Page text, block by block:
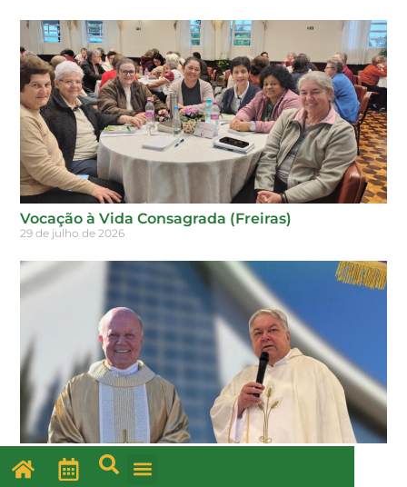
Vocação à Vida Consagrada (Freiras)
29 de julho de 2026
O PADRE DIOCESANO
29 de julho de 2026